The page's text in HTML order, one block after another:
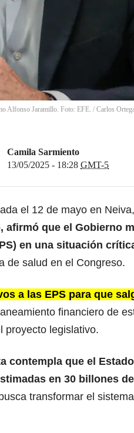
Alfonso Jaramillo. Foto: EFE. / Carlos
Camila Sarmiento
13/05/2025 - 18:28 GMT-5
el 12 de mayo en Neiva,
que el Gobierno
en una situación
de salud en el Congreso.
a las EPS para que
financiero de
proyecto legislativo.
contempla que el
en 30 billones
transformar el